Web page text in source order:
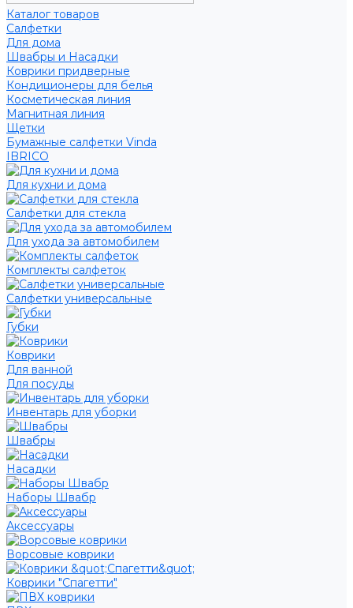
Каталог товаров
Салфетки
Для дома
Швабры и Насадки
Коврики придверные
Кондиционеры для белья
Косметическая линия
Магнитная линия
Щетки
Бумажные салфетки Vinda
IBRICO
Для кухни и дома
Салфетки для стекла
Для ухода за автомобилем
Комплекты салфеток
Салфетки универсальные
Губки
Коврики
Для ванной
Для посуды
Инвентарь для уборки
Швабры
Насадки
Наборы Швабр
Аксессуары
Ворсовые коврики
Коврики "Спагетти"